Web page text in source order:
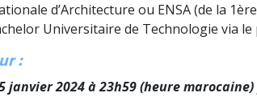
d’Architecture ou ENSA (de la
Universitaire de Technologie via
:
janvier 2024à 23h59 (heure